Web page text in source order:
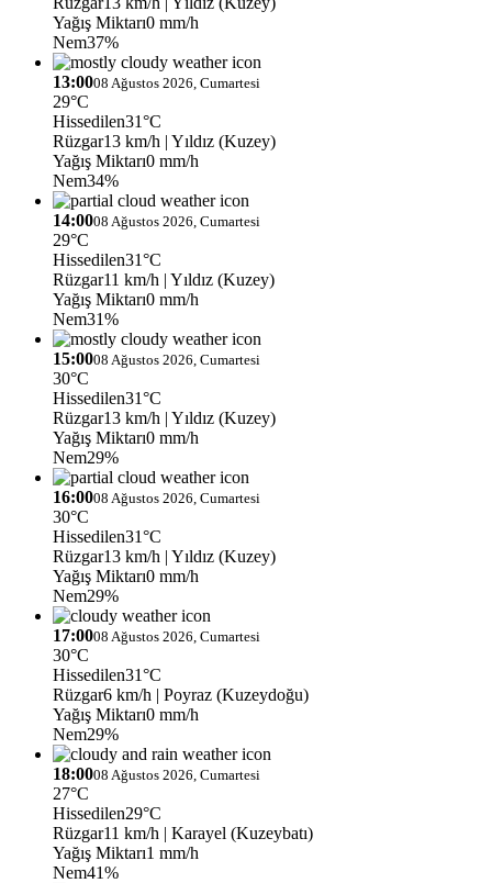
Yağış Miktarı0 mm/h
Nem37%
13:0008 Ağustos 2026, Cumartesi
29°C
Hissedilen31°C
Rüzgar13 km/h | Yıldız (Kuzey)
Yağış Miktarı0 mm/h
Nem34%
14:0008 Ağustos 2026, Cumartesi
29°C
Hissedilen31°C
Rüzgar11 km/h | Yıldız (Kuzey)
Yağış Miktarı0 mm/h
Nem31%
15:0008 Ağustos 2026, Cumartesi
30°C
Hissedilen31°C
Rüzgar13 km/h | Yıldız (Kuzey)
Yağış Miktarı0 mm/h
Nem29%
16:0008 Ağustos 2026, Cumartesi
30°C
Hissedilen31°C
Rüzgar13 km/h | Yıldız (Kuzey)
Yağış Miktarı0 mm/h
Nem29%
17:0008 Ağustos 2026, Cumartesi
30°C
Hissedilen31°C
Rüzgar6 km/h | Poyraz (Kuzeydoğu)
Yağış Miktarı0 mm/h
Nem29%
18:0008 Ağustos 2026, Cumartesi
27°C
Hissedilen29°C
Rüzgar11 km/h | Karayel (Kuzeybatı)
Yağış Miktarı1 mm/h
Nem41%